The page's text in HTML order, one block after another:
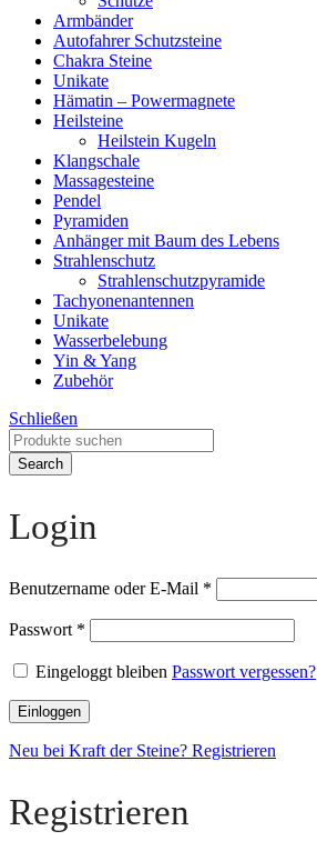
Armbänder
Autofahrer Schutzsteine
Chakra Steine
Unikate
Hämatin – Powermagnete
Heilsteine
Heilstein Kugeln
Klangschale
Massagesteine
Pendel
Pyramiden
Anhänger mit Baum des Lebens
Strahlenschutz
Strahlenschutzpyramide
Tachyonenantennen
Unikate
Wasserbelebung
Yin & Yang
Zubehör
Schließen
Search
Login
Benutzername oder E-Mail *
Passwort *
Eingeloggt bleiben Passwort vergessen?
Einloggen
Neu bei Kraft der Steine? Registrieren
Registrieren